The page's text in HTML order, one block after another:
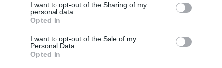
I want to opt-out of the Sharing of my
personal data.
Opted In
I want to opt-out of the Sale of my
Personal Data.
Opted In